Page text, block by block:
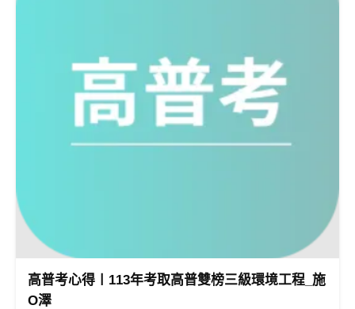
高普考心得〡113年考取高普雙榜三級環境工程_施
O澤